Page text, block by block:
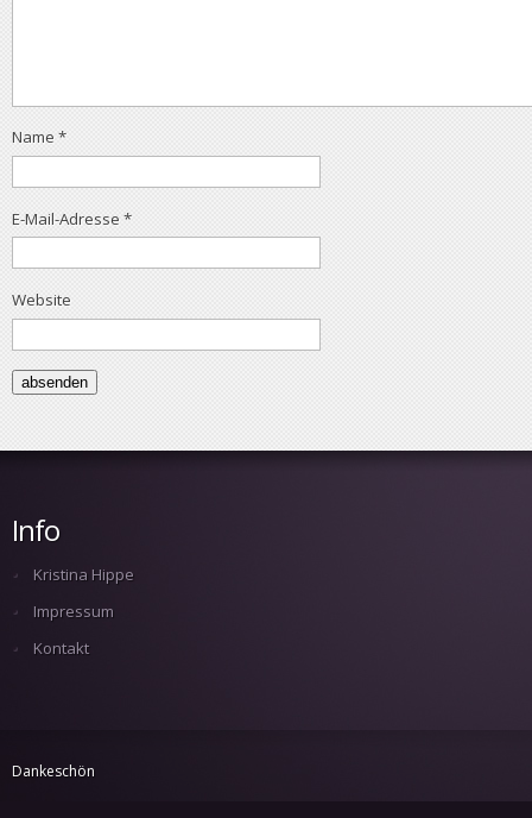
Name *
E-Mail-Adresse *
Website
Info
Kristina Hippe
Impressum
Kontakt
Dankeschön